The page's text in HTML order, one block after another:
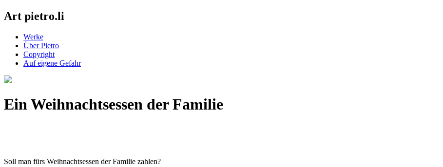
Art pietro.li
Werke
Über Pietro
Copyright
Auf eigene Gefahr
Ein Weihnachtsessen der Familie
Soll man fürs Weihnachtsessen der Familie zahlen?